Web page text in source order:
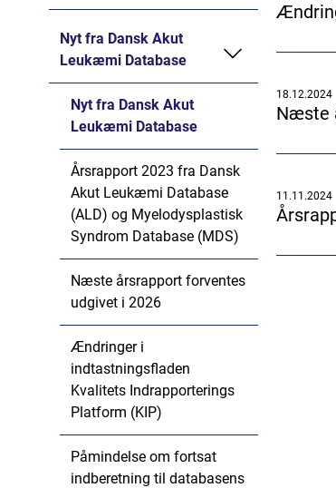
Nyt fra Dansk Akut
Leukæmi Database
Nyt fra Dansk Akut
Leukæmi Database
Årsrapport 2023 fra Dansk
Akut Leukæmi Database
(ALD) og Myelodysplastisk
Syndrom Database (MDS)
Næste årsrapport forventes
udgivet i 2026
Ændringer i
indtastningsfladen
Kvalitets Indrapporterings
Platform (KIP)
Påmindelse om fortsat
indberetning til databasens
18.12.2024
Næste
11.11.2024